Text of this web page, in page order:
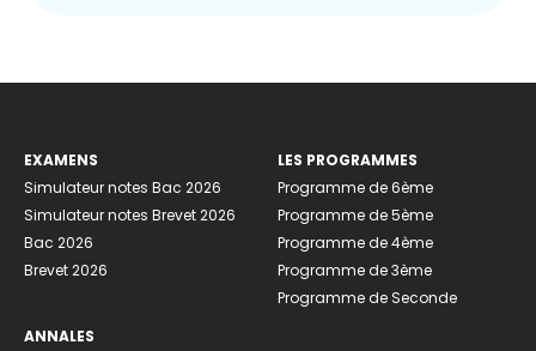
EXAMENS
Simulateur notes Bac 2026
Simulateur notes Brevet 2026
Bac 2026
Brevet 2026
ANNALES
LES PROGRAMMES
Programme de 6ème
Programme de 5ème
Programme de 4ème
Programme de 3ème
Programme de Seconde